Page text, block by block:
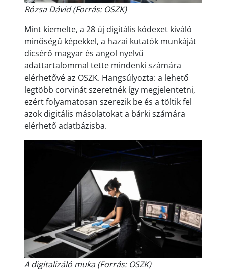
Rózsa Dávid (Forrás: OSZK)
Mint kiemelte, a 28 új digitális kódexet kiváló
minőségű képekkel, a hazai kutatók munkáját
dicsérő magyar és angol nyelvű
adattartalommal tette mindenki számára
elérhetővé az OSZK. Hangsúlyozta: a lehető
legtöbb corvinát szeretnék így megjelentetni,
ezért folyamatosan szerezik be és a töltik fel
azok digitális másolatokat a bárki számára
elérhető adatbázisba.
A digitalizáló muka (Forrás: OSZK)